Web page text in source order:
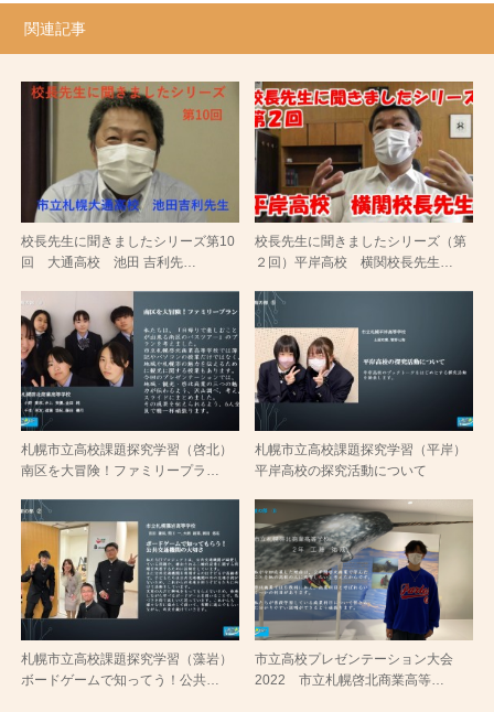
関連記事
校長先生に聞きましたシリーズ第10
回 大通高校 池田 吉利先…
校長先生に聞きましたシリーズ（第
２回）平岸高校 横関校長先生…
札幌市立高校課題探究学習（啓北）
南区を大冒険！ファミリープラ…
札幌市立高校課題探究学習（平岸）
平岸高校の探究活動について
札幌市立高校課題探究学習（藻岩）
ボードゲームで知ってう！公共…
市立高校プレゼンテーション大会
2022 市立札幌啓北商業高等…